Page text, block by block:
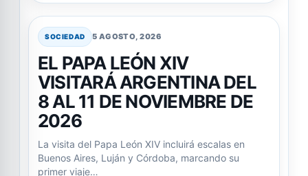
SOCIEDAD 5 AGOSTO, 2026
EL PAPA LEÓN XIV
VISITARÁ ARGENTINA DEL
8 AL 11 DE NOVIEMBRE DE
2026
La visita del Papa León XIV incluirá escalas en
Buenos Aires, Luján y Córdoba, marcando su
primer viaje…